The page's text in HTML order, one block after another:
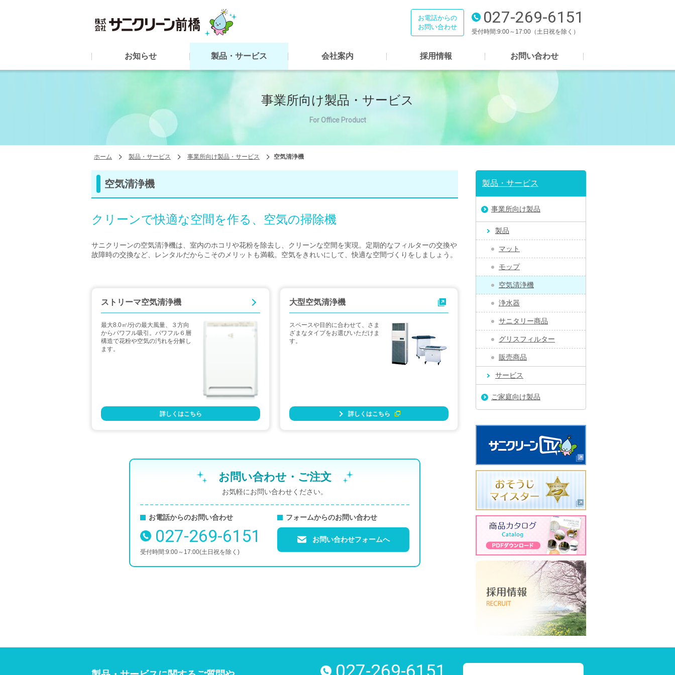
お電話からの
お問い合わせ
電話番号
027-269-6151
受付時間 9:00～17:00（土日祝を除く）
お知らせ 製品・サービス 会社案内 採用情報 お問い合わせ
事業所向け製品・サービス
For Office Product
ホーム 製品・サービス 事業所向け製品・サービス 空気清浄機
空気清浄機
クリーンで快適な空間を作る、空気の掃除機
サニクリーンの空気清浄機は、室内のホコリや花粉を除去し、クリーンな空間を実現。定期的なフィルターの交換や
故障時の交換など、レンタルだからこそのメリットも満載。空気をきれいにして、快適な空間づくりをしましょう。
ストリーマ空気清浄機
最大8.0㎥/分の最大風量、３方向
からパワフル吸引。パワフル６層
構造で花粉や空気の汚れを分解し
ます。
詳しくはこちら
大型空気清浄機
スペースや目的に合わせて、さま
ざまなタイプをお選びいただけま
す。
詳しくはこちら
お問い合わせ・ご注文
お気軽にお問い合わせください。
お電話からのお問い合わせ
電話番号
027-269-6151
受付時間 9:00～17:00(土日祝を除く)
フォームからのお問い合わせ
お問い合わせフォームへ
製品・サービス
事業所向け製品
製品
マット
モップ
空気清浄機
浄水器
サニタリー商品
グリスフィルター
販売商品
サービス
ご家庭向け製品
電話番号